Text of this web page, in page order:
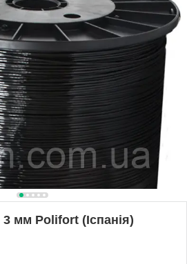
мм Polifort (Іспанія)